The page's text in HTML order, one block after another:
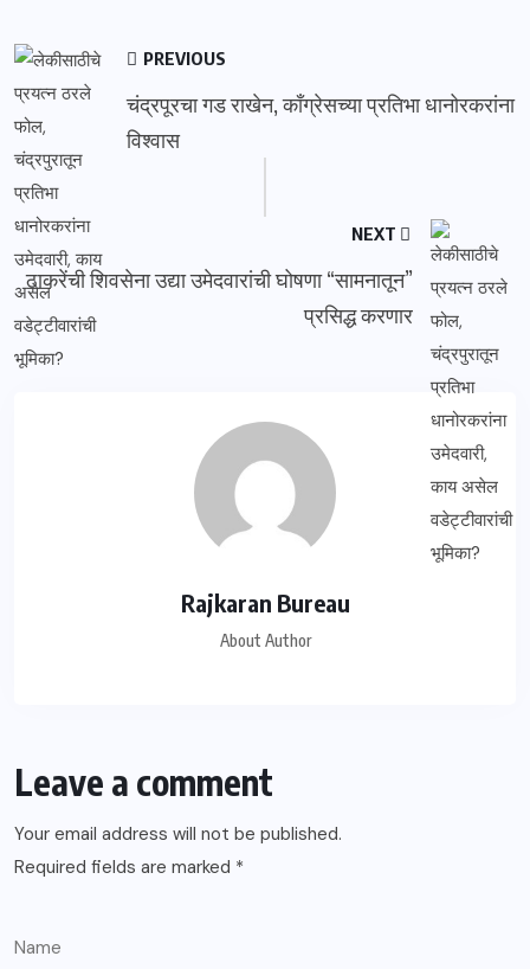
PREVIOUS
चंद्रपूरचा गड राखेन, काँग्रेसच्या प्रतिभा धानोरकरांना
विश्वास
NEXT
ठाकरेंची शिवसेना उद्या उमेदवारांची घोषणा “सामनातून”
प्रसिद्ध करणार
Rajkaran Bureau
About Author
Leave a comment
Your email address will not be published.
Required fields are marked *